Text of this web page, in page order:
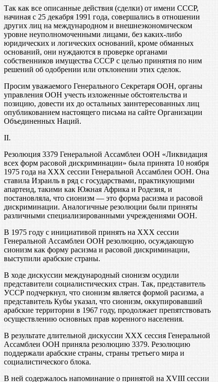
Так как все описанные действия (сделки) от имени СССР,
начиная с 25 декабря 1991 года, совершались в отношении
других лиц на международном и внешнеэкономическом
уровне неуполномоченными лицами, без каких-либо
юридических и логических оснований, кроме обманных
оснований, они нуждаются в проверке органами
собственников имущества СССР с целью принятия по ним
решений об одобрении или отклонении этих сделок.
Просим уважаемого Генерального Секретаря ООН, органы
управления ООН учесть изложенные обстоятельства и
позицию, довести их до остальных заинтересованных лиц
опубликованием настоящего письма на сайте Организации
Объединенных Наций.
II.
Резолюция 3379 Генеральной Ассамблеи ООН «Ликвидация
всех форм расовой дискриминации» была принята 10 ноября
1975 года на XXX сессии Генеральной Ассамблеи ООН. Она
ставила Израиль в ряд с государствами, практикующими
апартеид, такими как Южная Африка и Родезия, и
постановляла, что сионизм — это форма расизма и расовой
дискриминации. Аналогичные резолюции были приняты
различными специализированными учреждениями ООН.
В 1975 году с инициативой принять на XXX сессии
Генеральной Ассамблеи ООН резолюцию, осуждающую
сионизм как форму расизма и расовой дискриминации,
выступили арабские страны.
В ходе дискуссии международный сионизм осудили
представители социалистических стран. Так, представитель
УССР подчеркнул, что сионизм является формой расизма, а
представитель Кубы указал, что сионизм, оккупировавший
арабские территории в 1967 году, продолжает препятствовать
осуществлению основных прав коренного населения.
В результате длительной дискуссии XXX сессия Генеральной
Ассамблеи ООН приняла резолюцию 3379. Резолюцию
поддержали арабские страны, страны третьего мира и
социалистического блока.
В ней содержалось напоминание о принятой на XVIII сессии